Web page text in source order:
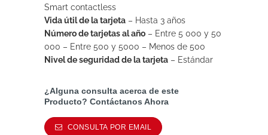
Smart contactless
Vida útil de la tarjeta – Hasta 3 años
Número de tarjetas al año – Entre 5 000 y 50
000 – Entre 500 y 5000 – Menos de 500
Nivel de seguridad de la tarjeta – Estándar
¿Alguna consulta acerca de este
Producto? Contáctanos Ahora